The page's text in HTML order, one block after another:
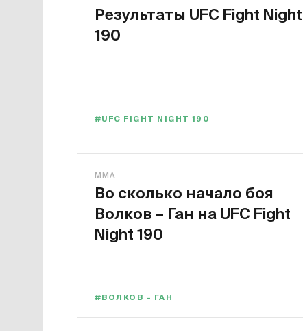
Результаты UFC Fight Night
190
#UFC FIGHT NIGHT 190
MMA
Во сколько начало боя
Волков – Ган на UFC Fight
Night 190
#ВОЛКОВ – ГАН